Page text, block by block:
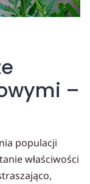
–
populacji
właściwości